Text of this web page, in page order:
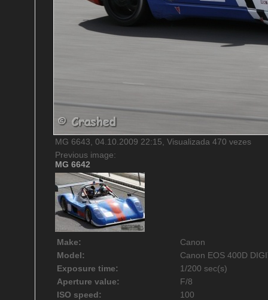
MG 6643, 04.10.2009 22:15, Visualizada 470 vezes
Previous image:
MG 6642
Make:
Canon
Model:
Canon EOS 400D
Exposure time:
1/200 sec(s)
Aperture value:
F/8
ISO speed:
100